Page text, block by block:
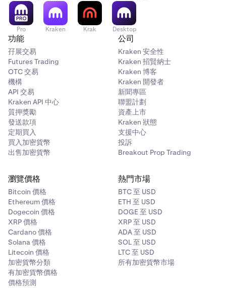
Pro Kraken Krak Desktop
功能
孖展交易
Futures Trading
OTC 交易
機構
API 交易
Kraken API 中心
質押獎勵
發送款項
定期買入
買入加密貨幣
出售加密貨幣
公司
Kraken 安全性
Kraken 招賢納士
Kraken 博客
Kraken 開發者
新聞專區
聯盟計劃
資產上市
Kraken 狀態
支援中心
投訴
Breakout Prop Trading
瀏覽價格
Bitcoin 價格
Ethereum 價格
Dogecoin 價格
XRP 價格
Cardano 價格
Solana 價格
Litecoin 價格
加密貨幣分類
有加密貨幣價格
價格預測
熱門市場
BTC 至 USD
ETH 至 USD
DOGE 至 USD
XRP 至 USD
ADA 至 USD
SOL 至 USD
LTC 至 USD
所有加密貨幣市場